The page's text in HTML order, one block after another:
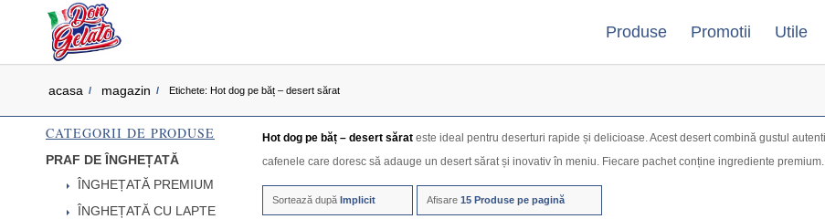
Produse Promotii Utile
acasa / magazin / Etichete: Hot dog pe băț – desert sărat
Hot dog pe băț – desert sărateste ideal pentru deserturi rapide și delicioase. Acest desert combină gustul
cafenele care doresc să adauge un desert sărat și inovativ în meniu. Fiecare pachet conține ingrediente
Sortează după Implicit Afisare 15 Produse pe pagină
CATEGORII DE PRODUSE
PRAF DE ÎNGHEȚATĂ
ÎNGHEȚATĂ PREMIUM
ÎNGHEȚATĂ CU LAPTE